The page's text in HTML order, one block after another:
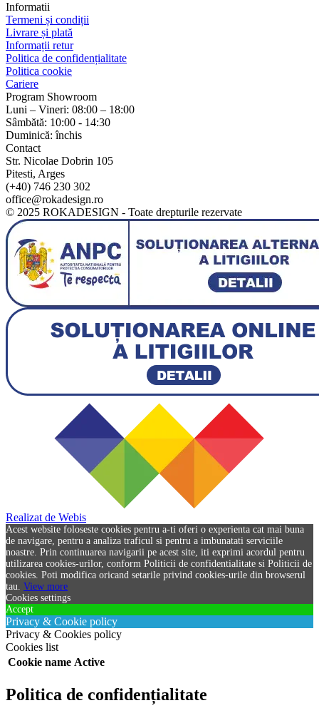
Informatii
Termeni și condiții
Livrare și plată
Informații retur
Politica de confidențialitate
Politica cookie
Cariere
Program Showroom
Luni – Vineri: 08:00 – 18:00
Sâmbătă: 10:00 - 14:30
Duminică: închis
Contact
Str. Nicolae Dobrin 105
Pitesti, Arges
(+40) 746 230 302
office@rokadesign.ro
© 2025 ROKADESIGN - Toate drepturile rezervate
Realizat de Webis
Acest website foloseste cookies pentru a-ti oferi o experienta cat mai buna
de navigare, pentru a analiza traficul si pentru a imbunatati serviciile
noastre. Prin continuarea navigarii pe acest site, iti exprimi acordul pentru
utilizarea cookies-urilor, conform Politicii de confidentialitate si Politicii de
cookies. Poti modifica oricand setarile privind cookies-urile din browserul
tau. View more
Cookies settings
Accept
Privacy & Cookie policy
Privacy & Cookies policy
Cookies list
Cookie name Active
Politica de confidențialitate